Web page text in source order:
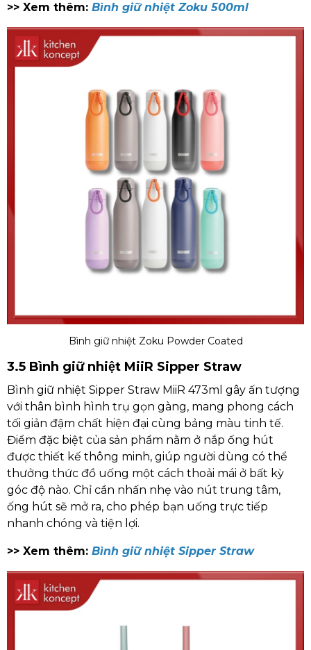
>> Xem thêm: Bình giữ nhiệt Zoku 500ml
Bình giữ nhiệt Zoku Powder Coated
3.5 Bình giữ nhiệt MiiR Sipper Straw
Bình giữ nhiệt Sipper Straw MiiR 473ml gây ấn tượng
với thân bình hình trụ gọn gàng, mang phong cách
tối giản đậm chất hiện đại cùng bảng màu tinh tế.
Điểm đặc biệt của sản phẩm nằm ở nắp ống hút
được thiết kế thông minh, giúp người dùng có thể
thưởng thức đồ uống một cách thoải mái ở bất kỳ
góc độ nào. Chỉ cần nhấn nhẹ vào nút trung tâm,
ống hút sẽ mở ra, cho phép bạn uống trực tiếp
nhanh chóng và tiện lợi.
>> Xem thêm: Bình giữ nhiệt Sipper Straw